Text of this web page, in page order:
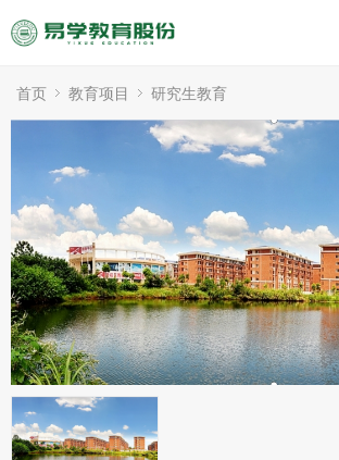
首页 教育项目 研究生教育